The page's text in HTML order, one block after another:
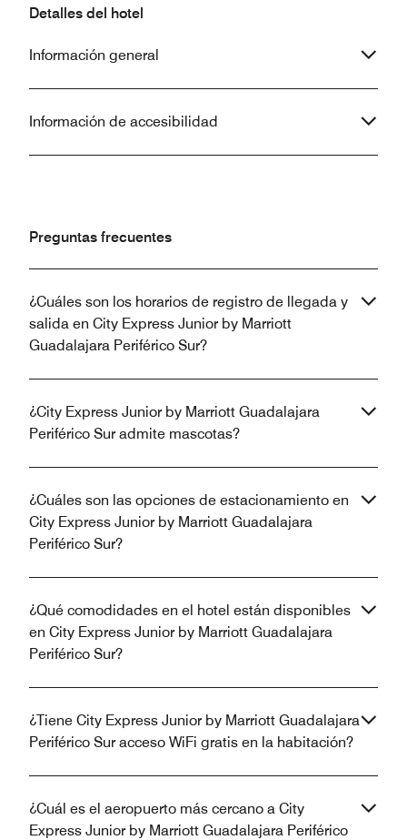
Detalles del hotel
Información general
Información de accesibilidad
Preguntas frecuentes
¿Cuáles son los horarios de registro de llegada y
salida en City Express Junior by Marriott
Guadalajara Periférico Sur?
¿City Express Junior by Marriott Guadalajara
Periférico Sur admite mascotas?
¿Cuáles son las opciones de estacionamiento en
City Express Junior by Marriott Guadalajara
Periférico Sur?
¿Qué comodidades en el hotel están disponibles
en City Express Junior by Marriott Guadalajara
Periférico Sur?
¿Tiene City Express Junior by Marriott Guadalajara
Periférico Sur acceso WiFi gratis en la habitación?
¿Cuál es el aeropuerto más cercano a City
Express Junior by Marriott Guadalajara Periférico